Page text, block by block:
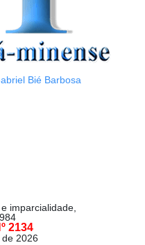
Bié Barbosa
imparcialidade,
2134
2026